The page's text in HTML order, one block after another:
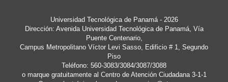
Universidad Tecnológica de Panamá - 2026
Dirección: Avenida Universidad Tecnológica de Panamá, Vía
Puente Centenario,
Campus Metropolitano Víctor Levi Sasso, Edificio # 1, Segundo
Piso
Teléfono: 560-3083/3084/3087/3088
o marque gratuitamente al Centro de Atención Ciudadana 3-1-1